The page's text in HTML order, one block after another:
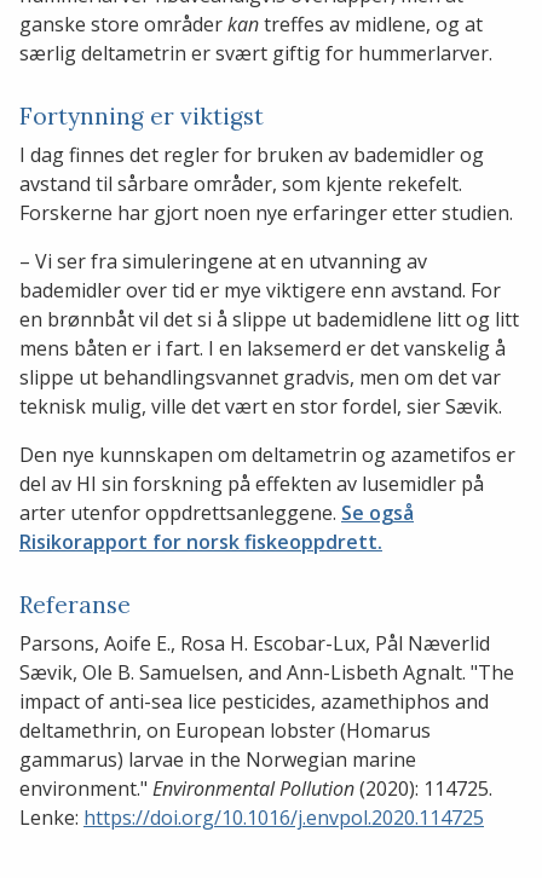
ganske store områderkantreffes av midlene, og at
særlig deltametrin er svært giftig for hummerlarver.
Fortynning er viktigst
I dag finnes det regler for bruken av bademidler og
avstand til sårbare områder, som kjente rekefelt.
Forskerne har gjort noen nye erfaringer etter studien.
– Vi ser fra simuleringene at en utvanning av
bademidler over tid er mye viktigere enn avstand. For
en brønnbåt vil det si å slippe ut bademidlene litt og litt
mens båten er i fart. I en laksemerd er det vanskelig å
slippe ut behandlingsvannet gradvis, men om det var
teknisk mulig, ville det vært en stor fordel, sier Sævik.
Den nye kunnskapen om deltametrin og azametifos er
del av HI sin forskning på effekten av lusemidler på
arter utenfor oppdrettsanleggene. Se også
Risikorapport for norsk fiskeoppdrett.
Referanse
Parsons, Aoife E., Rosa H. Escobar-Lux, Pål Næverlid
Sævik, Ole B. Samuelsen, and Ann-Lisbeth Agnalt. "The
impact of anti-sea lice pesticides, azamethiphos and
deltamethrin, on European lobster (Homarus
gammarus) larvae in the Norwegian marine
environment." Environmental Pollution(2020): 114725.
Lenke: https://doi.org/10.1016/j.envpol.2020.114725